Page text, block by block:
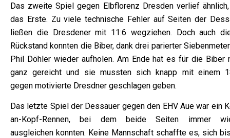
Das zweite Spiel gegen Elbflorenz Dresden verlief
das Erste. Zu viele technische Fehler auf Seiten der
ließen die Dresdener mit 11:6 wegziehen. Doch auch
Rückstand konnten die Biber, dank drei parierter
Phil Döhler wieder aufholen. Am Ende hat es für die Biber
ganz gereicht und sie mussten sich knapp mit einem
gegen motivierte Dresdner geschlagen geben.
Das letzte Spiel der Dessauer gegen den EHV Aue war ein
an-Kopf-Rennen, bei dem beide Seiten immer
ausgleichen konnten. Keine Mannschaft schaffte es, sich